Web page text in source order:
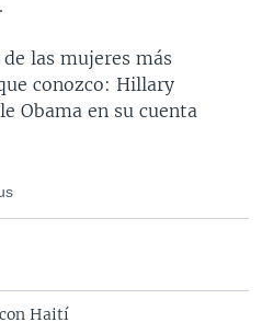
las mujeres más
conozco: Hillary
Obama en su cuenta
Haití